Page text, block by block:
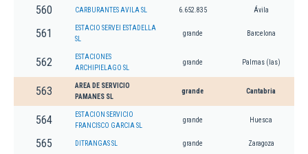
560 CARBURANTES AVILA SL 6.652.835 Ávila
561
ESTACIO SERVEI ESTADELLA
SL
grande Barcelona
562
ESTACIONES
ARCHIPIELAGO SL
grande Palmas (las)
563
AREA DE SERVICIO
PAMANES SL
grande Cantabria
564
ESTACION SERVICIO
FRANCISCO GARCIA SL
grande Huesca
565 DITRANGAS SL grande Zaragoza